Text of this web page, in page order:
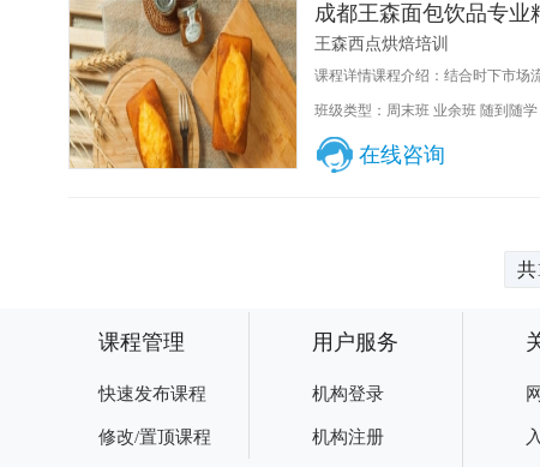
成都王森面包饮品专业
王森西点烘焙培训
课程详情课程介绍：结合时下市场
班级类型：周末班 业余班 随到随学
在线咨询
共
课程管理
快速发布课程
修改/置顶课程
用户服务
机构登录
机构注册